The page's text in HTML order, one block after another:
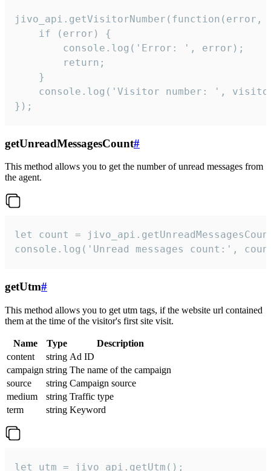
jivo_api.getVisitorNumber(function(error,
    if (error) {
        console.log('Error: ', error);
        return;
    }
console.log('Visitor number: ',
});
getUnreadMessagesCount#
This method allows you to get the number of unread messages from
the agent.
let count =
console.log('Unread messages count:',
getUtm#
This method allows you to get utm tags, if the website url contained
them at the time of the visitor's first site visit.
Name Type
Description
content
string Ad ID
campaign string The name of the campaign
source
string Campaign source
medium
string Traffic type
term
string Keyword
let utm = jivo_api.getUtm();